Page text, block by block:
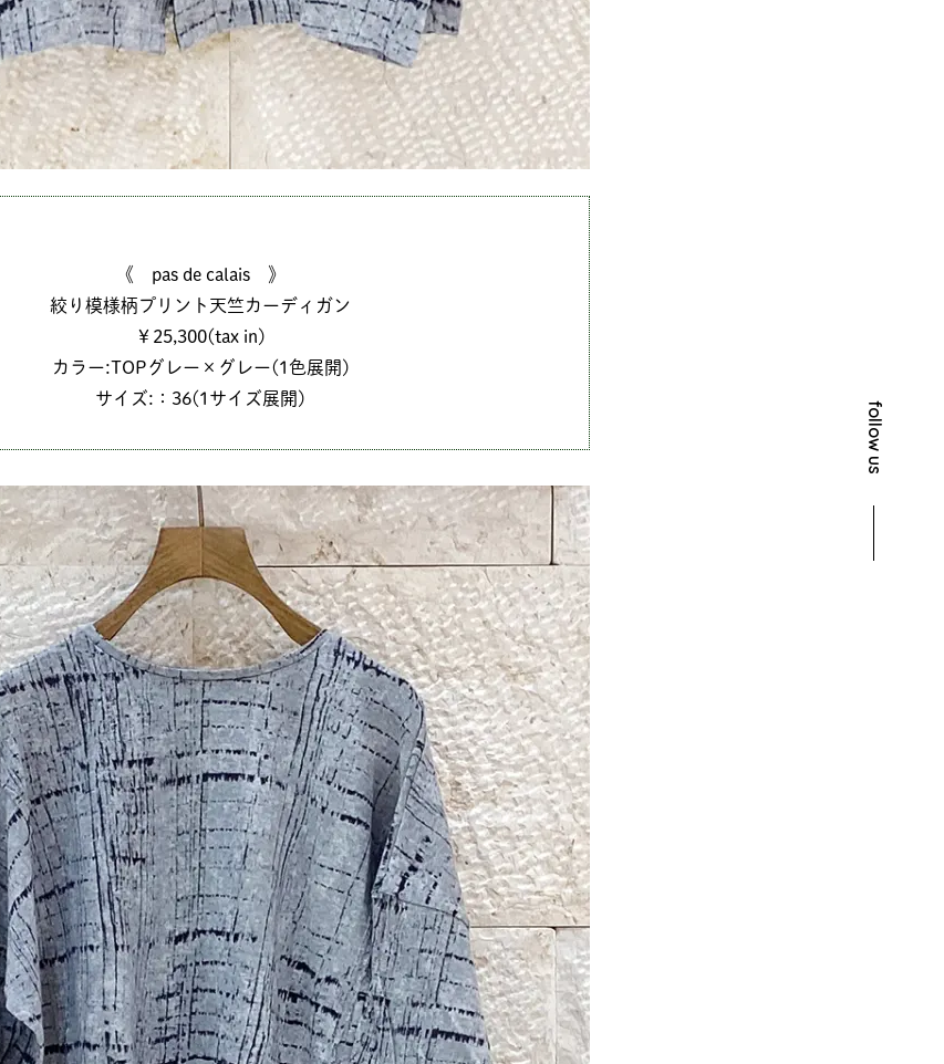
follow us
《 pas de calais 》
絞り模様柄プリント天竺カーディガン
￥25,300(tax in)
カラー:TOPグレー×グレー(1色展開)
サイズ:：36(1サイズ展開)